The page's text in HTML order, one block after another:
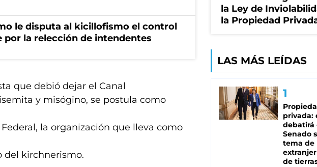
le disputa al kicillofismo el control
por la relección de intendentes
que debió dejar el Canal
y misógino, se postula como
la organización que lleva como
del kirchnerismo.
la Ley de
la Propiedad
LAS MÁS LEÍDAS
privada:
debatirá
Senado
tema de
de